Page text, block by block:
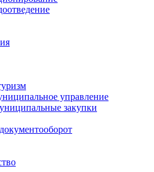
управление
закупки